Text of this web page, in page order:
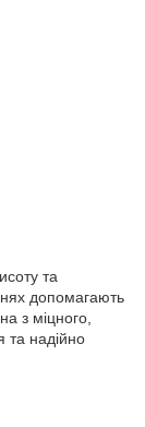
та
допомагають
з міцного,
та надійно